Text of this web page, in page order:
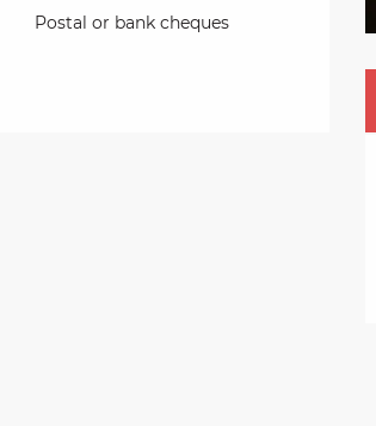
Postal or bank cheques